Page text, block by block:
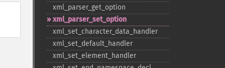
xml_​parser_​get_​option
xml_​parser_​set_​option
xml_​set_​character_​data_​handler
xml_​set_​default_​handler
xml_​set_​element_​handler